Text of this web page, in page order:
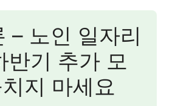
– 노인 일자리
반기 추가 모
지 마세요